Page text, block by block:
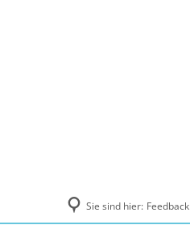
Sie sind hier: Feedback